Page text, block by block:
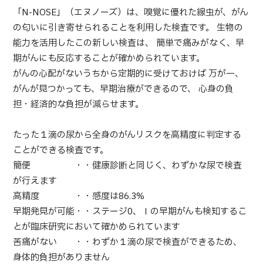
日本の医療について
受診の流れ
医療プログラム検索
部位・疾病で探す
検査・術式・
治療方法で探す
美容医療を探す
コンテンツピックアップ
お知らせ
医療機関の方へ
運営会社
個人情報保護方針
「N-NOSE」（エヌノーズ）は、嗅覚に優れた線虫が、がん
の匂いに引き寄せられることを利用した検査です。 生物の
能力を活用したこの新しい検査は、 簡単で痛みがなく、早
期がんにも反応することが確かめられています。
がんの心配がないうちから定期的に受けておけば 万が一、
がんが見つかっても、早期治療ができるので、 心身の負
担・経済的な負担が減らせます。
たった１滴の尿から全身のがんリスクを高精度に判定する
ことができる検査です。
簡便 ・・健康診断と同じく、わずかな尿で検査
が行えます
高精度 ・・感度は86.3%
早期発見が可能・・ステージ0、Ⅰの早期がんも検知するこ
とが臨床研究において確かめられています
苦痛がない ・・わずか１滴の尿で検査ができるため、
身体的負担がありません